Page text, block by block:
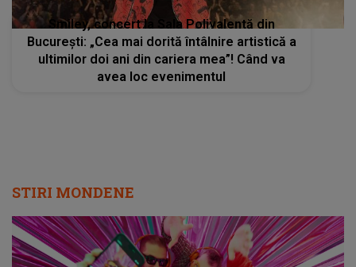
Smiley, concert la Sala Polivalentă din
Bucureşti: „Cea mai dorită întâlnire artistică a
ultimilor doi ani din cariera mea”! Când va
avea loc evenimentul
STIRI MONDENE